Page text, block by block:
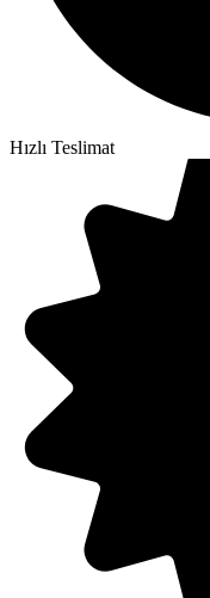
Hızlı Teslimat